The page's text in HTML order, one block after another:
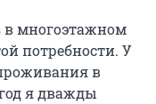
в многоэтажном
потребности. У
в
я дважды